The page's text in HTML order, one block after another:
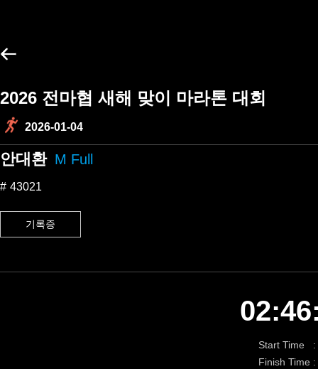
2026 전마협 새해 맞이 마라톤 대회
2026-01-04
안대환 M Full
43021
기록증
Start Time :
Finish Time